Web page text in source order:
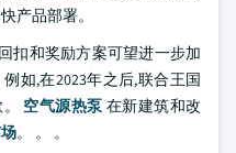
产品部署。
扣和奖励方案可望进一步加
如,在2023年之后,联合王国
空气源热泵 在新建筑和改
。 。 。